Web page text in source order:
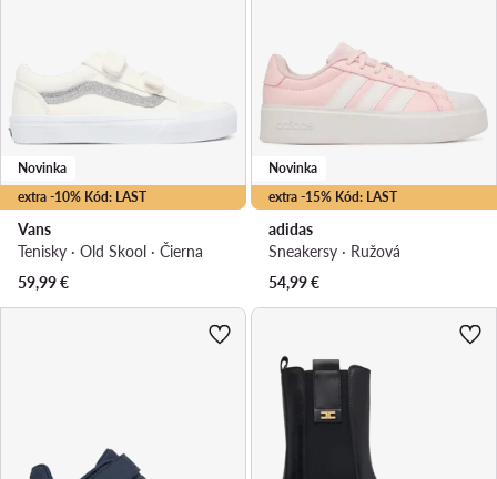
extra -10% Kód: LAST
Novinka
Vans
Tenisky · Old Skool · Čierna
59,99€
extra -15% Kód: LAST
Novinka
adidas
Sneakersy · Ružová
54,99€